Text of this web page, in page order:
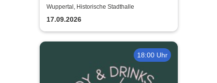
Wuppertal, Historische Stadthalle
17.09.2026
18:00 Uhr